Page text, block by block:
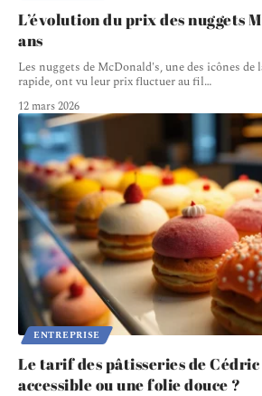
L’évolution du prix des nuggets
ans
Les nuggets de McDonald's, une des icônes
rapide, ont vu leur prix fluctuer au fil…
12 mars 2026
ENTREPRISE
Le tarif des pâtisseries de
accessible ou une folie douce ?